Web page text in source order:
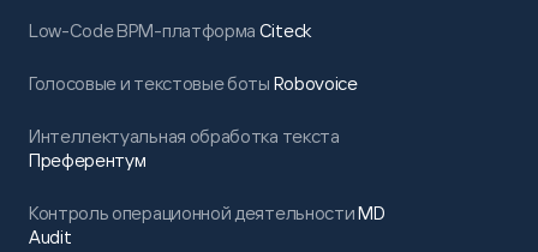
63
региона
Преферентум
Low-Code BPM-платформа Citeck
Голосовые и текстовые боты Robovoice
Интеллектуальная обработка текста
Преферентум
Контроль операционной деятельностиMD
Audit